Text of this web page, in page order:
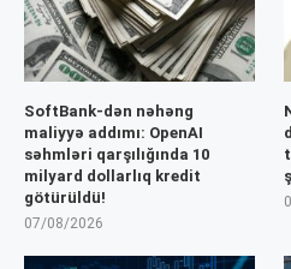
SoftBank-dən nəhəng
maliyyə addımı: OpenAI
səhmləri qarşılığında 10
milyard dollarlıq kredit
götürüldü!
07/08/2026